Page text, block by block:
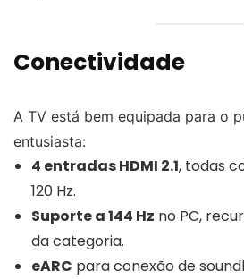
Conectividade
A TV está bem equipada para o
entusiasta:
4 entradas HDMI 2.1, todas
120 Hz.
Suporte a 144 Hz no PC,
da categoria.
eARC para conexão de